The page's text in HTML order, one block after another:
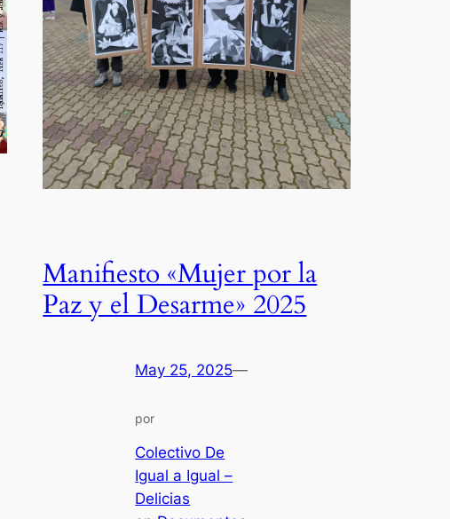
Manifiesto «Mujer por la
Paz y el Desarme» 2025
May 25, 2025—
por
Colectivo De
Igual a Igual –
Delicias